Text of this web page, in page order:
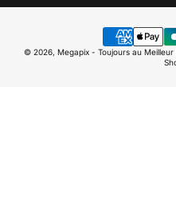
© 2026, Megapix - Toujours au Meilleur